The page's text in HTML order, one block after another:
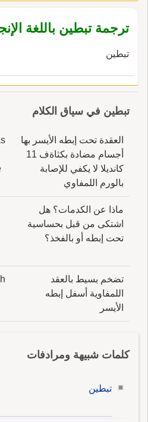
ترجمة تبطين باللغة
تبطين
تبطين في سياق الكلام
العقدة تحت إبطه الأيسر بها
أجسام مضادة بكثاةف 11
كانديلا لا يكفي للإصابة
بالورم اللمفاوي
ماذا عن الكدمات؟ هل
اشتكى من قبل بحساسية
تحت إبطه أو بالفخذ؟
تضخم بسيط بالعقد
اللمفاوية أسفل إبطه
الأيسر
كلمات شبيهة ومرادفات
تبطين